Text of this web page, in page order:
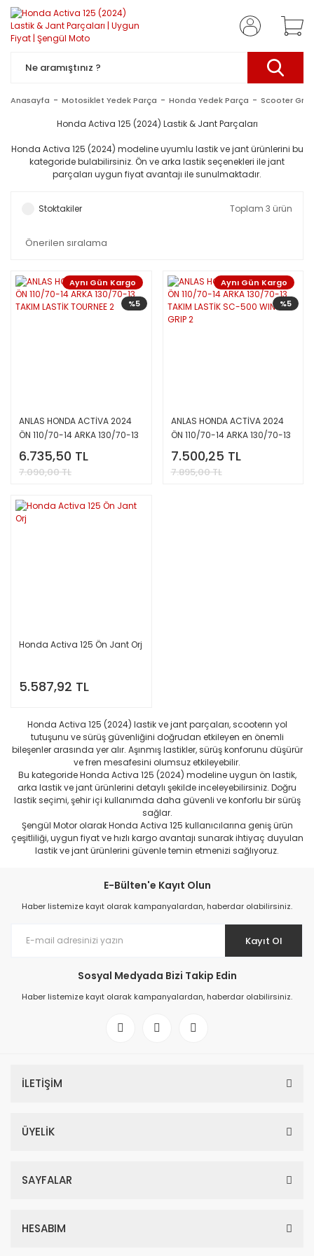
Anasayfa Motosiklet Yedek Parça Honda Yedek Parça Scooter
Honda Activa 125 (2024) Lastik & Jant Parçaları
Honda Activa 125 (2024) modeline uyumlu lastik ve jant ürünlerini bu
kategoride bulabilirsiniz. Ön ve arka lastik seçenekleri ile jant
parçaları uygun fiyat avantajı ile sunulmaktadır.
Stoktakiler Toplam 3 ürün
Aynı Gün Kargo
%5
ANLAS HONDA ACTİVA 2024
ÖN 110/70-14 ARKA 130/70-13
TAKIM LASTİK TOURNEE 2
6.735,50 TL
7.090,00 TL
Aynı Gün Kargo
%5
ANLAS HONDA ACTİVA 2024
ÖN 110/70-14 ARKA 130/70-13
TAKIM LASTİK SC-500 WINTER
GRIP 2
7.500,25 TL
7.895,00 TL
Honda Activa 125 Ön Jant Orj
5.587,92 TL
Honda Activa 125 (2024) lastik ve jant parçaları, scooterın yol
tutuşunu ve sürüş güvenliğini doğrudan etkileyen en önemli
bileşenler arasında yer alır. Aşınmış lastikler, sürüş konforunu düşürür
ve fren mesafesini olumsuz etkileyebilir.
Bu kategoride Honda Activa 125 (2024) modeline uygun ön lastik,
arka lastik ve jant ürünlerini detaylı şekilde inceleyebilirsiniz. Doğru
lastik seçimi, şehir içi kullanımda daha güvenli ve konforlu bir sürüş
sağlar.
Şengül Motor olarak Honda Activa 125 kullanıcılarına geniş ürün
çeşitliliği, uygun fiyat ve hızlı kargo avantajı sunarak ihtiyaç duyulan
lastik ve jant ürünlerini güvenle temin etmenizi sağlıyoruz.
E-Bülten'e Kayıt Olun
Haber listemize kayıt olarak kampanyalardan, haberdar olabilirsiniz.
Kayıt Ol
Sosyal Medyada Bizi Takip Edin
Haber listemize kayıt olarak kampanyalardan, haberdar olabilirsiniz.
İLETİŞİM
ÜYELİK
SAYFALAR
HESABIM